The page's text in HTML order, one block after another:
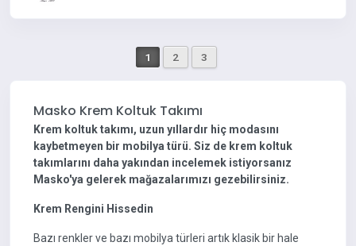
1 2 3
Masko Krem Koltuk Takımı
Krem koltuk takımı, uzun yıllardır hiç modasını
kaybetmeyen bir mobilya türü. Siz de krem koltuk
takımlarını daha yakından incelemek istiyorsanız
Masko'ya gelerek mağazalarımızı gezebilirsiniz.
Krem Rengini Hissedin
Bazı renkler ve bazı mobilya türleri artık klasik bir hale